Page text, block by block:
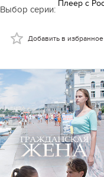
Выбор серии:
Добавить в избранное